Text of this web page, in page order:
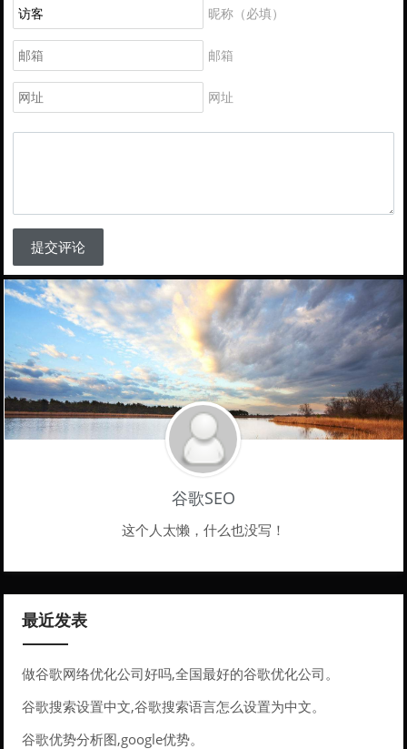
昵称（必填）
邮箱
网址
提交评论
谷歌SEO
这个人太懒，什么也没写！
最近发表
做谷歌网络优化公司好吗,全国最好的谷歌优化公司。
谷歌搜索设置中文,谷歌搜索语言怎么设置为中文。
谷歌优势分析图,google优势。